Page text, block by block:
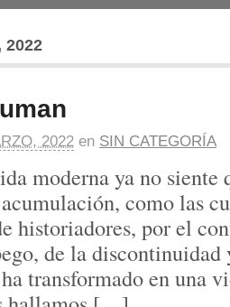
2022
2022 en SIN CATEGORÍA
moderna ya no siente
como las
historiadores, por el
de la
transformado en una